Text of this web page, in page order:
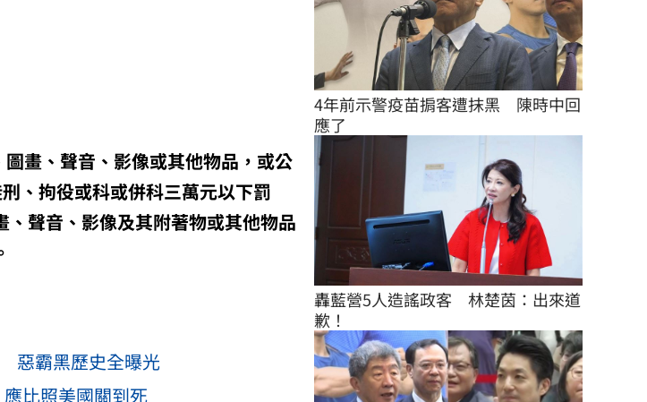
畫、聲音、影像或其他物品，或公
、拘役或科或併科三萬元以下罰
聲音、影像及其附著物或其他物品
惡霸黑歷史全曝光
「坐看前女友斷氣」 高大成：應比照美國關到死
4年前示警疫苗掮客遭抹黑　陳時中回
應了
轟藍營5人造謠政客　林楚茵：出來道
歉！